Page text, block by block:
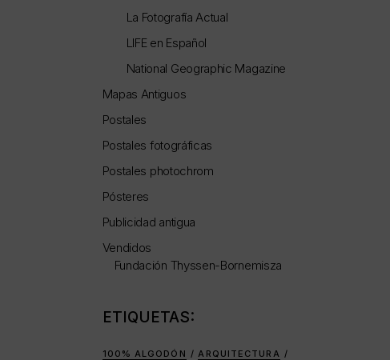
La Fotografía Actual
LIFE en Español
National Geographic Magazine
Mapas Antiguos
Postales
Postales fotográficas
Postales photochrom
Pósteres
Publicidad antigua
Vendidos
Fundación Thyssen-Bornemisza
ETIQUETAS:
100% ALGODÓN
ARQUITECTURA